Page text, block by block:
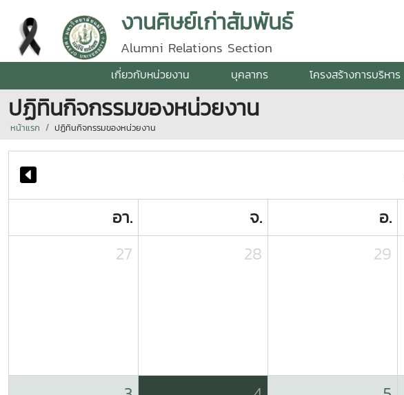
งานศิษย์เก่าสัมพันธ์
Alumni Relations Section
เกี่ยวกับหน่วยงาน บุคลากร โครงสร้างการบริหาร
ปฏิทินกิจกรรมของหน่วยงาน
หน้าแรก ปฏิทินกิจกรรมของหน่วยงาน
อา.
จ. อ.
27
28 29